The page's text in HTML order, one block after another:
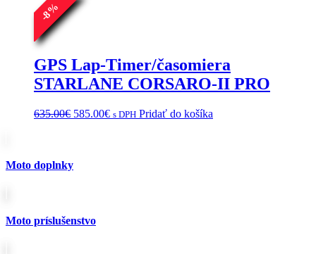
-
8
%
GPS Lap-Timer/časomiera
STARLANE CORSARO-II PRO
635.00€ Pôvodná
585.00€Aktuálna
s DPH Pridať do košíka
Moto doplnky
Moto príslušenstvo